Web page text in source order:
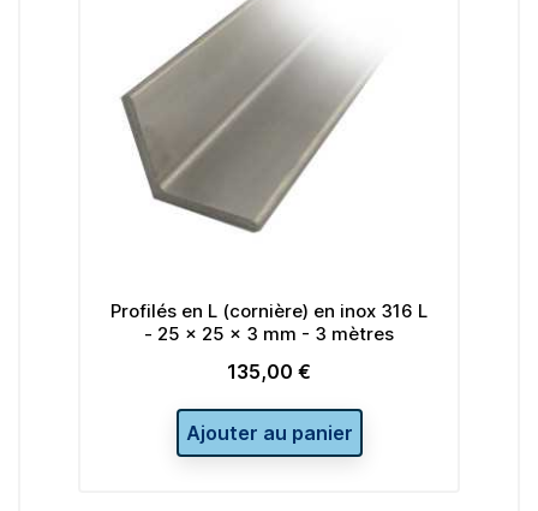
en L (cornière) en inox 316 L
x 25 x 3 mm - 3 mètres
Profilés en L
- 35 x 35 x 4 mm